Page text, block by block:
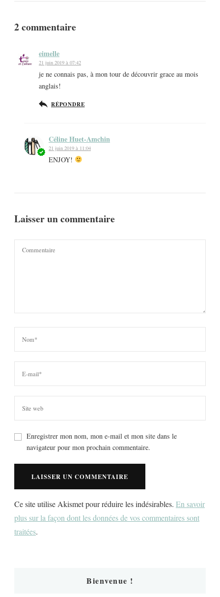
2 commentaire
eimelle
21 juin 2019 à 07:42
je ne connais pas, à mon tour de découvrir grace au mois
anglais!
RÉPONDRE
Céline Huet-Amchin
21 juin 2019 à 11:04
ENJOY!
Laisser un commentaire
Enregistrer mon nom, mon e-mail et mon site dans le
navigateur pour mon prochain commentaire.
Ce site utilise Akismet pour réduire les indésirables. En savoir
plus sur la façon dont les données de vos commentaires sont
traitées.
Bienvenue !